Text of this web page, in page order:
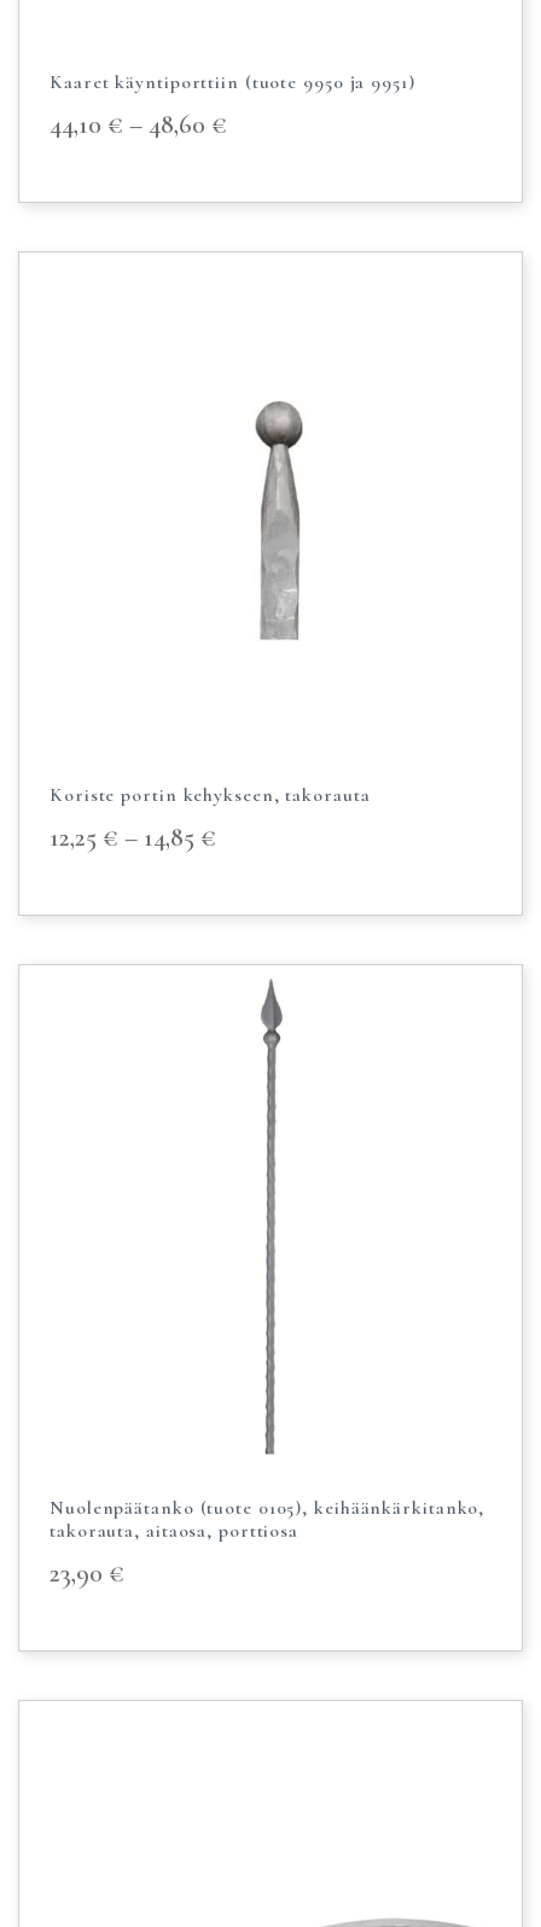
Kaaret käyntiporttiin (tuote 9950 ja 9951)
44,10 € – 48,60 €
Koriste portin kehykseen, takorauta
12,25 € – 14,85 €
Nuolenpäätanko (tuote 0105), keihäänkärkitanko,
takorauta, aitaosa, porttiosa
23,90 €